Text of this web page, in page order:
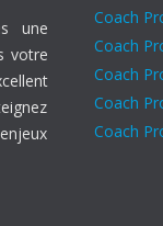
une
votre
Coach
Coach
Coach
Coach
Coach